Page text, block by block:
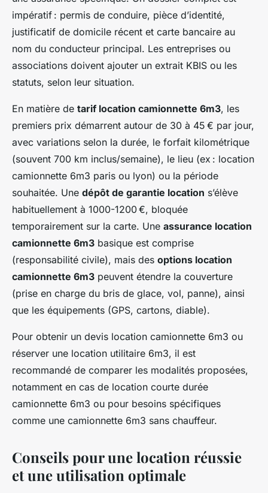
impératif : permis de conduire, pièce d’identité,
justificatif de domicile récent et carte bancaire au
nom du conducteur principal. Les entreprises ou
associations doivent ajouter un extrait KBIS ou les
statuts, selon leur situation.
En matière de tarif location camionnette 6m3, les
premiers prix démarrent autour de 30 à 45 € par jour,
avec variations selon la durée, le forfait kilométrique
(souvent 700 km inclus/semaine), le lieu (ex : location
camionnette 6m3 paris ou lyon) ou la période
souhaitée. Une dépôt de garantie location s’élève
habituellement à 1000-1200 €, bloquée
temporairement sur la carte. Une assurance location
camionnette 6m3 basique est comprise
(responsabilité civile), mais des options location
camionnette 6m3 peuvent étendre la couverture
(prise en charge du bris de glace, vol, panne), ainsi
que les équipements (GPS, cartons, diable).
Pour obtenir un devis location camionnette 6m3 ou
réserver une location utilitaire 6m3, il est
recommandé de comparer les modalités proposées,
notamment en cas de location courte durée
camionnette 6m3 ou pour besoins spécifiques
comme une camionnette 6m3 sans chauffeur.
Conseils pour une location réussie
et une utilisation optimale